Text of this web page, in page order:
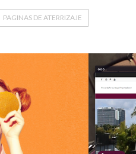
PAGINAS DE ATERRIZAJE